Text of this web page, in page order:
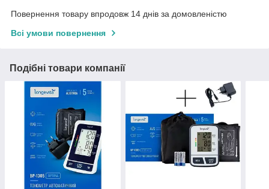
Повернення товару впродовж 14 днів за домовленістю
Всі умови повернення
Подібні товари компанії